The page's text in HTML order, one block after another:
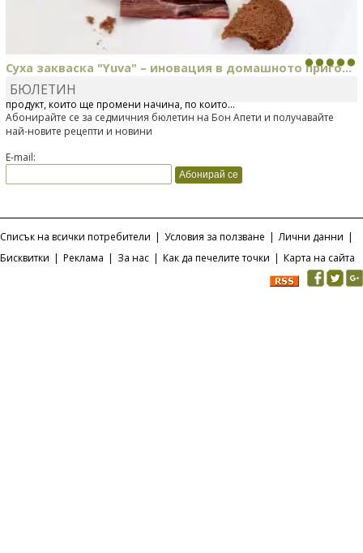
Суха закваска "Yuva" – иновация в домашното приго...
Отскоро Лесафр България стартира предлагането на изцяло нов
продукт, който ще промени начина, по който...
БЮЛЕТИН
Абонирайте се за седмичния бюлетин на Бон Апети и получавайте
най-новите рецепти и новини
E-mail:
Списък на всички потребители | Условия за ползване | Лични данни |
Бисквитки | Реклама | За нас | Как да печелите точки | Карта на сайта